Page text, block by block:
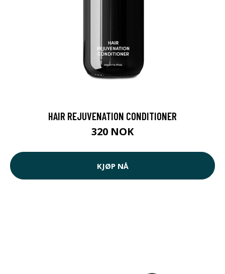
HAIR REJUVENATION CONDITIONER
320 NOK
KJØP NÅ